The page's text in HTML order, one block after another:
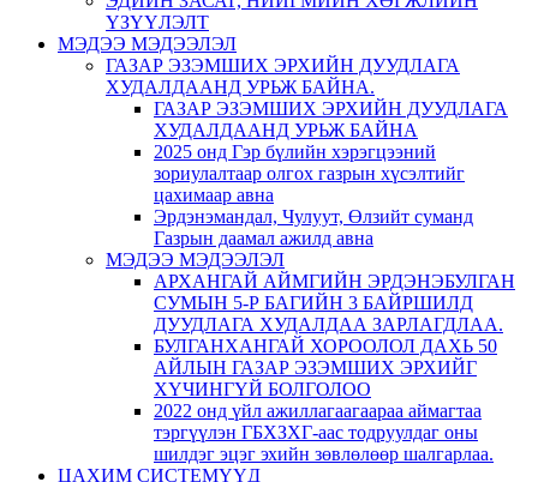
ҮЗҮҮЛЭЛТ
МЭДЭЭ МЭДЭЭЛЭЛ
ГАЗАР ЭЗЭМШИХ ЭРХИЙН ДУУДЛАГА
ХУДАЛДААНД УРЬЖ БАЙНА.
ГАЗАР ЭЗЭМШИХ ЭРХИЙН ДУУДЛАГА
ХУДАЛДААНД УРЬЖ БАЙНА
2025 онд Гэр бүлийн хэрэгцээний
зориулалтаар олгох газрын хүсэлтийг
цахимаар авна
Эрдэнэмандал, Чулуут, Өлзийт суманд
Газрын даамал ажилд авна
МЭДЭЭ МЭДЭЭЛЭЛ
АРХАНГАЙ АЙМГИЙН ЭРДЭНЭБУЛГАН
СУМЫН 5-Р БАГИЙН 3 БАЙРШИЛД
ДУУДЛАГА ХУДАЛДАА ЗАРЛАГДЛАА.
БУЛГАНХАНГАЙ ХОРООЛОЛ ДАХЬ 50
АЙЛЫН ГАЗАР ЭЗЭМШИХ ЭРХИЙГ
ХҮЧИНГҮЙ БОЛГОЛОО
2022 онд үйл ажиллагаагаараа аймагтаа
тэргүүлэн ГБХЗХГ-аас тодруулдаг оны
шилдэг эцэг эхийн зөвлөлөөр шалгарлаа.
ЦАХИМ СИСТЕМҮҮД